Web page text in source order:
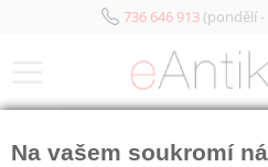
736 646 913(pondělí -
Na vašem soukromí